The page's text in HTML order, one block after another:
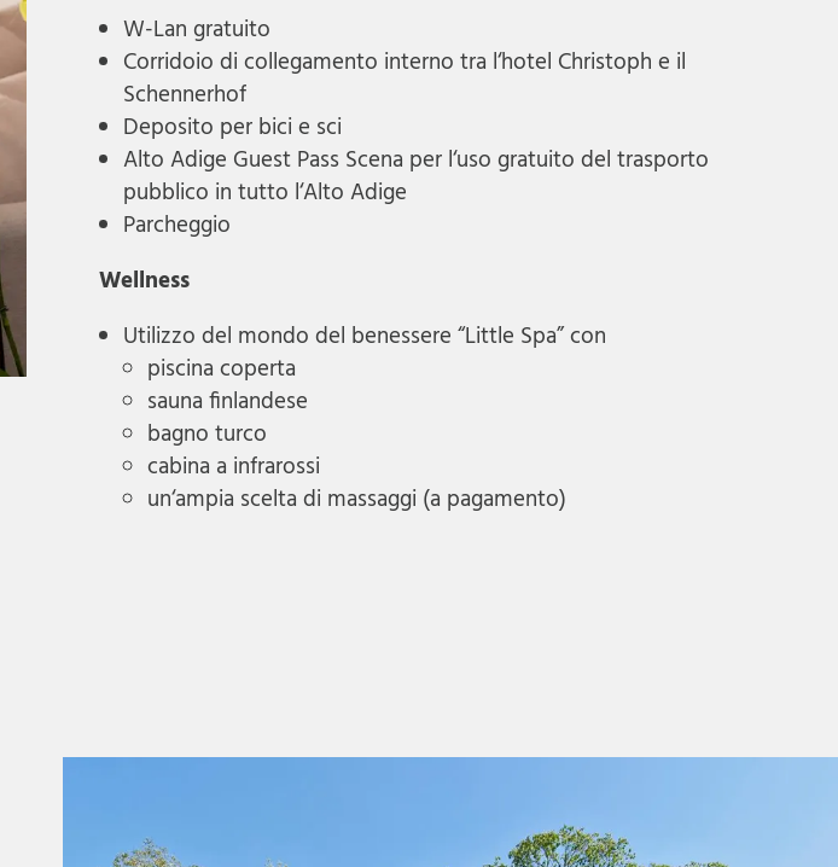
W-Lan gratuito
Corridoio di collegamento interno tra l‘hotel Christoph e il
Schennerhof
Deposito per bici e sci
Alto Adige Guest Pass Scena per l‘uso gratuito del trasporto
pubblico in tutto l‘Alto Adige
Parcheggio
Wellness
Utilizzo del mondo del benessere “Little Spa” con
piscina coperta
sauna finlandese
bagno turco
cabina a infrarossi
un‘ampia scelta di massaggi (a pagamento)